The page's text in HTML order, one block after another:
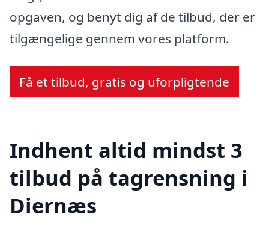
opgaven, og benyt dig af de tilbud, der er
tilgængelige gennem vores platform.
Få et tilbud, gratis og uforpligtende
Indhent altid mindst 3
tilbud på tagrensning i
Diernæs